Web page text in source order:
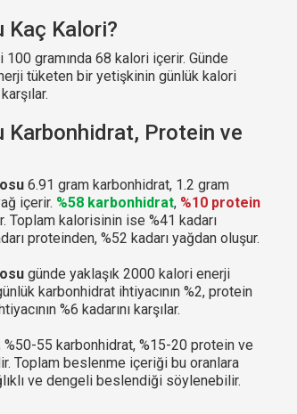
Kaç Kalori?
100 gramında 68 kalori içerir. Günde
tüketen bir yetişkinin günlük kalori
Karbonhidrat, Protein ve
6.91 gram karbonhidrat, 1.2 gram
içerir. %58 karbonhidrat, %10 protein
Toplam kalorisinin ise %41 kadarı
proteinden, %52 kadarı yağdan oluşur.
günde yaklaşık 2000 kalori enerji
karbonhidrat ihtiyacının %2, protein
%6 kadarını karşılar.
55 karbonhidrat, %15-20 protein ve
Toplam beslenme içeriği bu oranlara
ve dengeli beslendiği söylenebilir.